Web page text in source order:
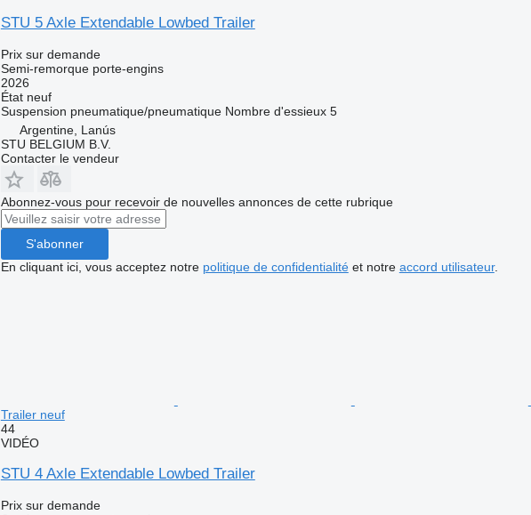
STU 5 Axle Extendable Lowbed Trailer
Prix sur demande
Semi-remorque porte-engins
2026
Étatneuf
Suspension pneumatique/pneumatique Nombre d'essieux 5
Argentine, Lanús
STU BELGIUM B.V.
Contacter le vendeur
Abonnez-vous pour recevoir de nouvelles annonces de cette rubrique
S'abonner
En cliquant ici, vous acceptez notre politique de confidentialitéet notre accord utilisateur.
Trailer neuf
44
VIDÉO
STU 4 Axle Extendable Lowbed Trailer
Prix sur demande